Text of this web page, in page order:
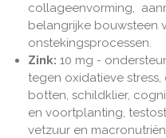
collageenvorming, a
belangrijke bouwsteen
onstekingsprocessen.
Zink: 10 mg -
tegen oxidatieve stress,
botten, schildklier,
en voortplanting,
vetzuur en